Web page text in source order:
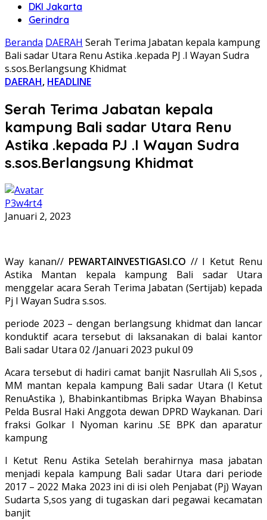
DKI Jakarta
Gerindra
Beranda DAERAH Serah Terima Jabatan kepala kampung
Bali sadar Utara Renu Astika .kepada PJ .I Wayan Sudra
s.sos.Berlangsung Khidmat
DAERAH, HEADLINE
Serah Terima Jabatan kepala
kampung Bali sadar Utara Renu
Astika .kepada PJ .I Wayan Sudra
s.sos.Berlangsung Khidmat
P3w4rt4
Januari 2, 2023
Way kanan// PEWARTAINVESTIGASI.CO // I Ketut Renu
Astika Mantan kepala kampung Bali sadar Utara
menggelar acara Serah Terima Jabatan (Sertijab) kepada
Pj I Wayan Sudra s.sos.
periode 2023 – dengan berlangsung khidmat dan lancar
konduktif acara tersebut di laksanakan di balai kantor
Bali sadar Utara 02 /Januari 2023 pukul 09
Acara tersebut di hadiri camat banjit Nasrullah Ali S,sos ,
MM mantan kepala kampung Bali sadar Utara (I Ketut
RenuAstika ), Bhabinkantibmas Bripka Wayan Bhabinsa
Pelda Busral Haki Anggota dewan DPRD Waykanan. Dari
fraksi Golkar I Nyoman karinu .SE BPK dan aparatur
kampung
I Ketut Renu Astika Setelah berahirnya masa jabatan
menjadi kepala kampung Bali sadar Utara dari periode
2017 – 2022 Maka 2023 ini di isi oleh Penjabat (Pj) Wayan
Sudarta S,sos yang di tugaskan dari pegawai kecamatan
banjit